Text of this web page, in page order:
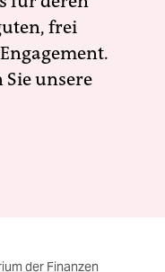
frei
unsere
der Finanzen